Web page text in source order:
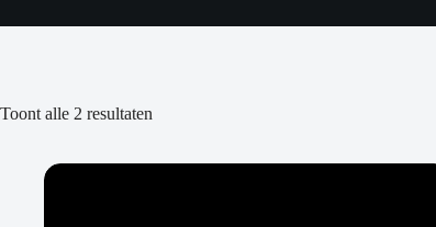
Toont alle 2 resultaten